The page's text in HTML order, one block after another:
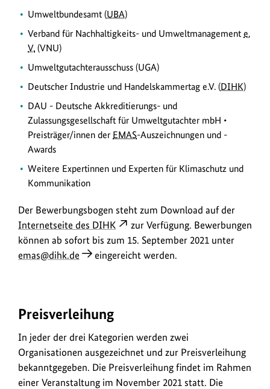
Umweltbundesamt (UBA)
Verband für Nachhaltigkeits- und Umweltmanagement e.
V. (VNU)
Umweltgutachterausschuss (UGA)
Deutscher Industrie und Handelskammertag e.V. (DIHK)
DAU - Deutsche Akkreditierungs- und
Zulassungsgesellschaft für Umweltgutachter mbH •
Preisträger/innen der EMAS-Auszeichnungen und -
Awards
Weitere Expertinnen und Experten für Klimaschutz und
Kommunikation
Der Bewerbungsbogen steht zum Download auf der
Internetseite des DIHK
zur Verfügung. Bewerbungen
können ab sofort bis zum 15. September 2021 unter
emas@dihk.de
eingereicht werden.
Preisverleihung
In jeder der drei Kategorien werden zwei
Organisationen ausgezeichnet und zur Preisverleihung
bekanntgegeben. Die Preisverleihung findet im Rahmen
einer Veranstaltung im November 2021 statt. Die